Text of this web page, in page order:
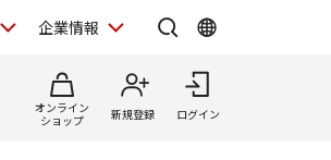
企業情報
オンライン
ショップ
新規登録 ログイン